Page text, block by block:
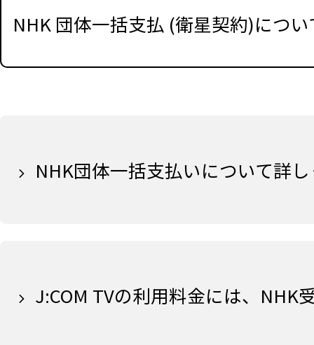
NHK 団体一括支払 (衛星契約)につ
NHK団体一括支払いについて詳
J:COM TVの利用料金には、NHK